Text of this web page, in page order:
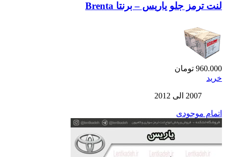
لنت ترمز جلو یاریس – برنتا Brenta
960.000 تومان
خرید
2007 الی 2012
اتمام موجودی